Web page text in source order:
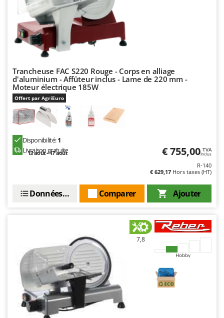
Resto Italia
Ribimex
Ripartrak
Ritter
Robomow
Rossofuoco
Rover Pompe
Royal Food
Ryobi
Sbaraglia
Silky
Simatech
Sirman
Skil
Trancheuse FAC S220 Rouge - Corps en alliage
d'aluminium - Affûteur inclus - Lame de 220 mm -
Moteur électrique 185W
Offert par AgriEuro
Disponibilité:1
Livraison gratuite
13 août - 17 août € 755,00 TVA
Inclus
R-140
€ 629,17 Hors taxes (HT)
Ajouter
Comparer
Données techniques
7,8
Hobby